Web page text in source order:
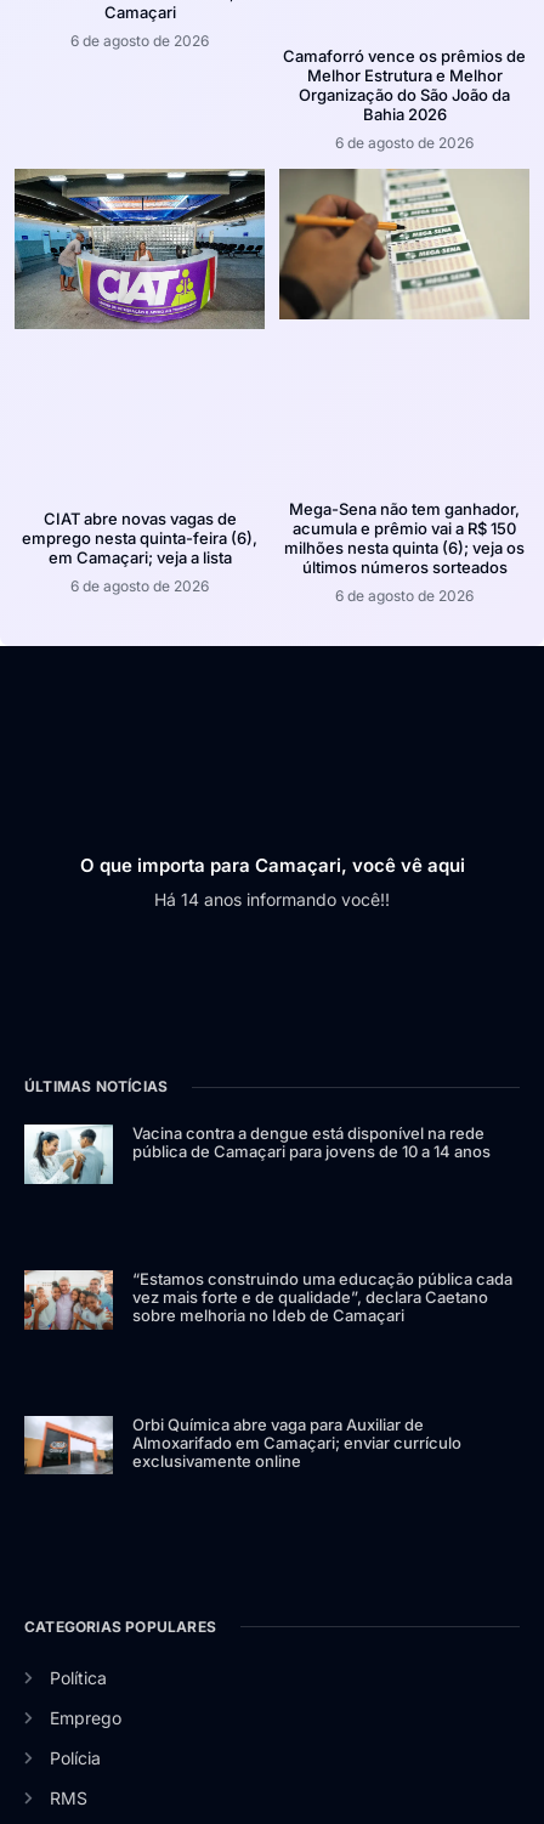
Camaçari
6 de agosto de 2026
Camaforró vence os prêmios de
Melhor Estrutura e Melhor
Organização do São João da
Bahia 2026
6 de agosto de 2026
CIAT abre novas vagas de
emprego nesta quinta-feira (6),
em Camaçari; veja a lista
6 de agosto de 2026
Mega-Sena não tem ganhador,
acumula e prêmio vai a R$ 150
milhões nesta quinta (6); veja os
últimos números sorteados
6 de agosto de 2026
O que importa para Camaçari, você vê aqui
Há 14 anos informando você!!
ÚLTIMAS NOTÍCIAS
Vacina contra a dengue está disponível na rede
pública de Camaçari para jovens de 10 a 14 anos
“Estamos construindo uma educação pública cada
vez mais forte e de qualidade”, declara Caetano
sobre melhoria no Ideb de Camaçari
Orbi Química abre vaga para Auxiliar de
Almoxarifado em Camaçari; enviar currículo
exclusivamente online
CATEGORIAS POPULARES
Política
Emprego
Polícia
RMS